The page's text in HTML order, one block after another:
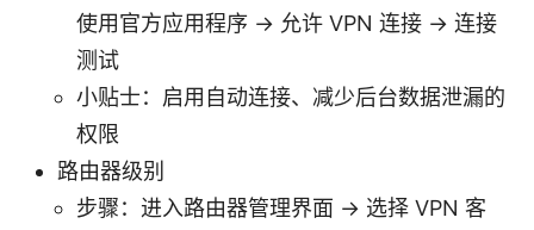
使用官方应用程序 → 允许 VPN 连接 → 连接
测试
小贴士：启用自动连接、减少后台数据泄漏的
权限
路由器级别
步骤：进入路由器管理界面 → 选择 VPN 客